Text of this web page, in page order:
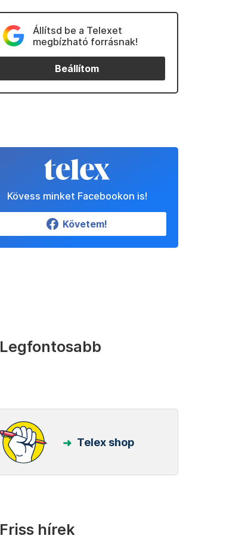
Állítsd be a Telexet
megbízható forrásnak!
Beállítom
Kövess minket Facebookon is!
Követem!
Legfontosabb
Telex shop
Friss hírek